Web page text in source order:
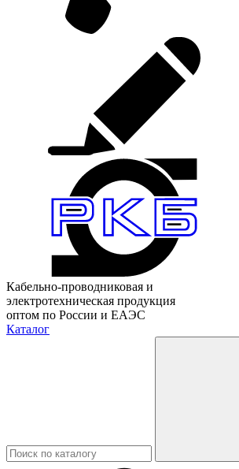
Кабельно-проводниковая и
электротехническая продукция
оптом по России и ЕАЭС
Каталог